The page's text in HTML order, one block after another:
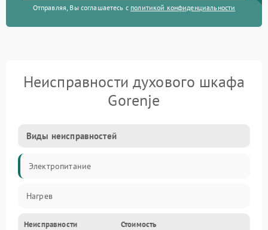
Отправляя, Вы соглашаетесь с политикой конфиденциальности
Неисправности духового шкафа
Gorenje
Виды неисправностей
Электропитание
Нагрев
Неисправности Стоимость